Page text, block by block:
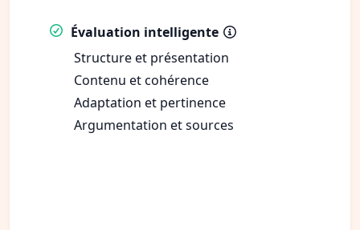
Évaluation intelligente
Structure et présentation
Contenu et cohérence
Adaptation et pertinence
Argumentation et sources